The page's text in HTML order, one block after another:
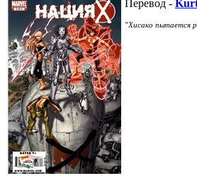
Перевод -
"Хисако пытается